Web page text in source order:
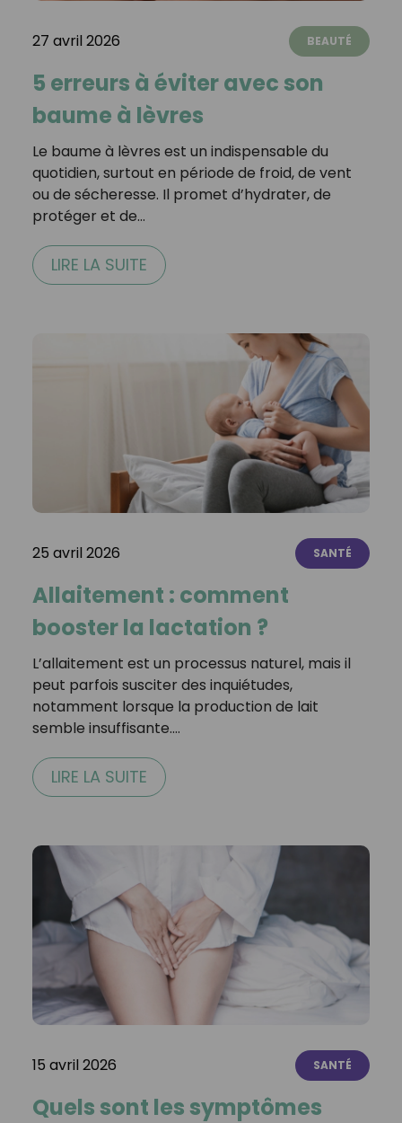
27 avril 2026 BEAUTÉ
5 erreurs à éviter avec son
baume à lèvres
Le baume à lèvres est un indispensable du
quotidien, surtout en période de froid, de vent
ou de sécheresse. Il promet d’hydrater, de
protéger et de…
LIRE LA SUITE
25 avril 2026 SANTÉ
Allaitement : comment
booster la lactation ?
L’allaitement est un processus naturel, mais il
peut parfois susciter des inquiétudes,
notamment lorsque la production de lait
semble insuffisante.…
LIRE LA SUITE
15 avril 2026 SANTÉ
Quels sont les symptômes